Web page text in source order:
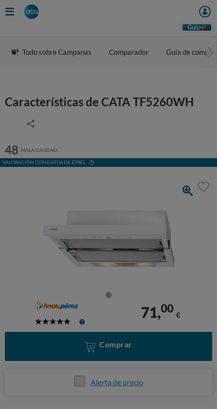
Guio
Todo sobre Campanas Comparador Guía de compra
Características de CATA TF5260WH
48 MALA CALIDAD
VALORACIÓN CON DATOS DE EPREL
5
71,00
€
Comprar
Alerta de precio